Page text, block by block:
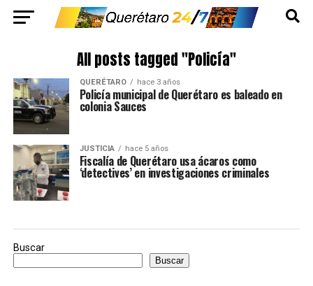
All posts tagged "Policía"
QUERÉTARO hace 3 años
Policía municipal de Querétaro es baleado en
colonia Sauces
JUSTICIA hace 5 años
Fiscalía de Querétaro usa ácaros como
‘detectives’ en investigaciones criminales
Buscar
Buscar